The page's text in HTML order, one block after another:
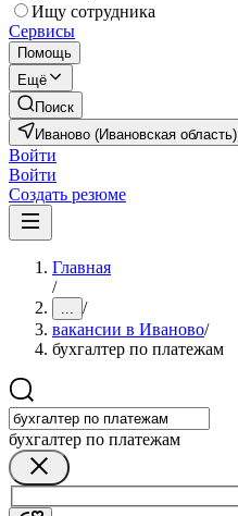
Ищу сотрудника
Сервисы
Помощь
Ещё
Поиск
Иваново (Ивановская область)
Войти
Войти
Создать резюме
Главная
/
... /
вакансии в Иваново/
бухгалтер по платежам
бухгалтер по платежам